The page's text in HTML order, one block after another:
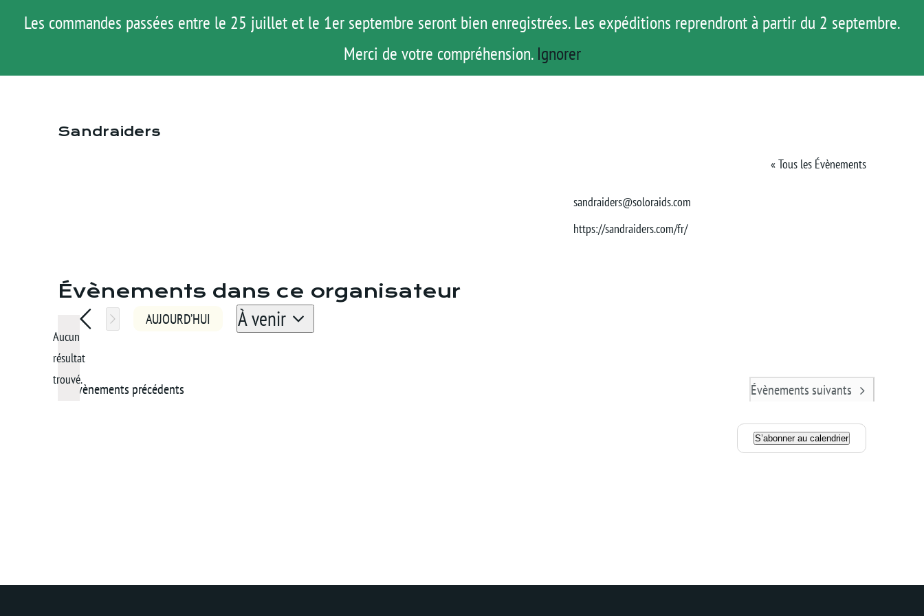
Les commandes passées entre le 25 juillet et le 1er septembre seront bien enregistrées. Les expéditions reprendront à partir du 2 septembre.
Merci de votre compréhension. Ignorer
ROAD TRIP ACTUS TESTS E-SHOP AGENDA MATOS TUTOS
Sandraiders
« Tous les Évènements
Email
sandraiders@soloraids.com
Site
https://sandraiders.com/fr/
Évènements dans ce organisateur
Notice
Aucun
résultat
trouvé.
AUJOURD’HUI
À venir
Sélectionnez
Évènements précédents Évènements suivants
S’abonner au calendrier